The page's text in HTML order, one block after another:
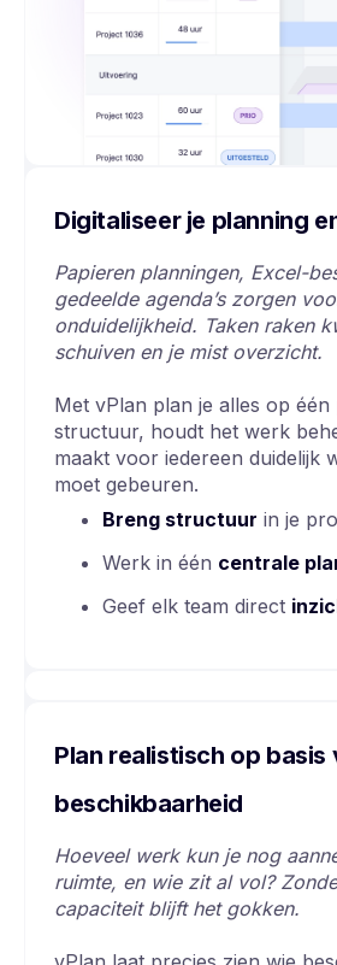
Digitaliseer je planning
Papieren planningen, Excel-
gedeelde agenda’s zorgen
onduidelijkheid. Taken raken
schuiven en je mist overzicht.
Met vPlan plan je alles op
structuur, houdt het werk
maakt voor iedereen duidelijk
moet gebeuren.
Breng structuur in je
Werk in één centrale
Geef elk team direct
Plan realistisch op basis
beschikbaarheid
Hoeveel werk kun je nog
ruimte, en wie zit al vol?
capaciteit blijft het gokken.